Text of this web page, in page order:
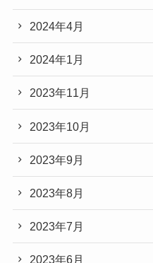
2024年4月
2024年1月
2023年11月
2023年10月
2023年9月
2023年8月
2023年7月
2023年6月